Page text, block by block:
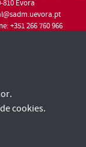
810 Évora
+351 266 760 966
cookies.